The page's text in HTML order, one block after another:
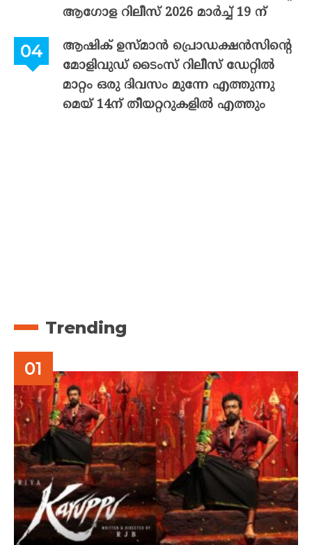
ആഗോള റിലീസ് 2026 മാർച്ച് 19 ന്
ആഷിക് ഉസ്മാൻ പ്രൊഡക്ഷൻസിന്റെ
മോളിവുഡ് ടൈംസ് റിലീസ് ഡേറ്റിൽ
മാറ്റം ഒരു ദിവസം മുന്നേ എത്തുന്നു
മെയ് 14ന് തീയറ്ററുകളിൽ എത്തും
Trending